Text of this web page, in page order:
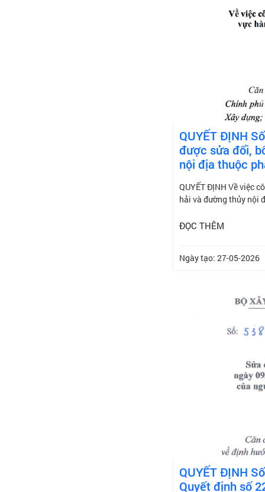
QUYẾT ĐỊNH
được sửa đổi,
nội địa thuộc
QUYẾT ĐỊNH Về việc
hải và đường thủy nội
ĐỌC THÊM
Ngày tạo: 27-05-2026
QUYẾT ĐỊNH
Quyết định số